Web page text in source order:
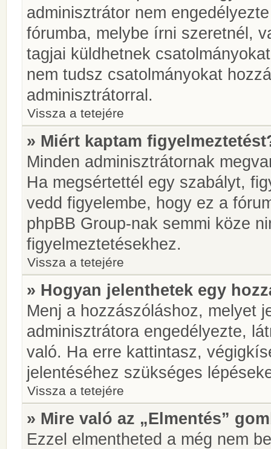
adminisztrátor nem
fórumba, melybe írni szeretnél,
tagjai küldhetnek
nem tudsz csatolmányokat
adminisztrátorral.
Vissza a tetejére
» Miért kaptam
Minden adminisztrátornak
Ha megsértettél egy szabályt,
vedd figyelembe, hogy ez a
phpBB Group-nak semmi köze
figyelmeztetésekhez.
Vissza a tetejére
» Hogyan jelenthetek egy
Menj a hozzászóláshoz, melyet
adminisztrátora engedélyezte,
való. Ha erre kattintasz,
jelentéséhez szükséges
Vissza a tetejére
» Mire való az „Elmentés”
Ezzel elmentheted a még nem